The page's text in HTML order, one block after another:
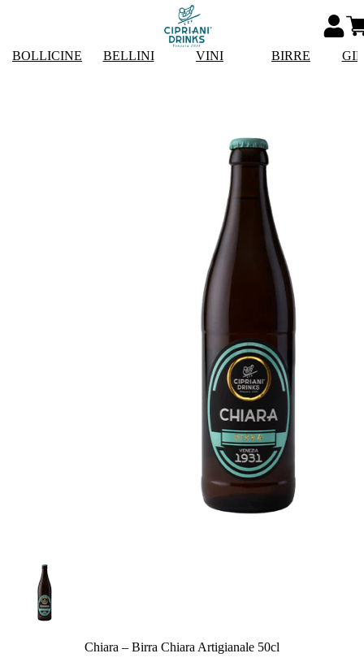
BOLLICINE BELLINI VINI BIRRE
Chiara – Birra Chiara Artigianale 50cl